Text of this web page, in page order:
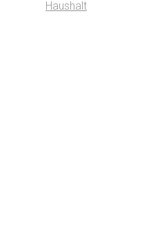
Haushalt